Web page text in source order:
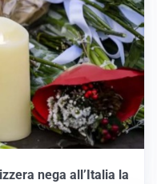
nega all’Italia la